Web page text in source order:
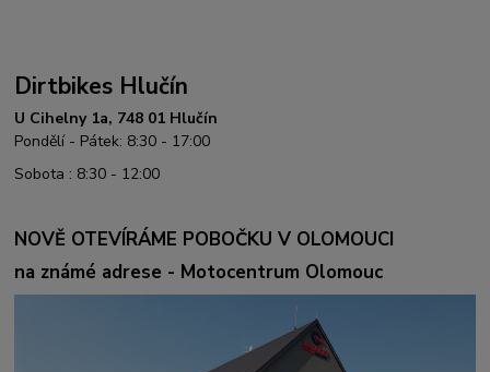
Dirtbikes Hlučín
U Cihelny 1a, 748 01 Hlučín
Pondělí - Pátek: 8:30 - 17:00
Sobota : 8:30 - 12:00
NOVĚ OTEVÍRÁME POBOČKU V OLOMOUCI
na známé adrese - Motocentrum Olomouc